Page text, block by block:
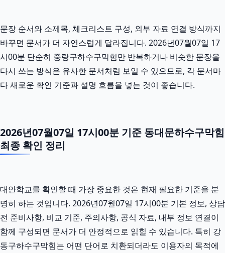
문장 순서와 소제목, 체크리스트 구성, 외부 자료 연결 방식까지
바꾸면 문서가 더 자연스럽게 달라집니다. 2026년07월07일 17
시00분 단순히 중랑구하수구막힘만 반복하거나 비슷한 문장을
다시 쓰는 방식은 유사한 문서처럼 보일 수 있으므로, 각 문서마
다 새로운 확인 기준과 설명 흐름을 넣는 것이 좋습니다.
2026년07월07일 17시00분 기준 동대문하수구막힘
최종 확인 정리
대안학교를 확인할 때 가장 중요한 것은 현재 필요한 기준을 분
명히 하는 것입니다. 2026년07월07일 17시00분 기본 정보, 상담
전 준비사항, 비교 기준, 주의사항, 공식 자료, 내부 정보 연결이
함께 구성되면 문서가 더 안정적으로 읽힐 수 있습니다. 특히 강
동구하수구막힘는 어떤 단어로 치환되더라도 이용자의 목적에